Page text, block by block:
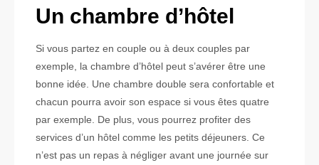
Un chambre d’hôtel
Si vous partez en couple ou à deux couples par
exemple, la chambre d’hôtel peut s’avérer être une
bonne idée. Une chambre double sera confortable et
chacun pourra avoir son espace si vous êtes quatre
par exemple. De plus, vous pourrez profiter des
services d’un hôtel comme les petits déjeuners. Ce
n’est pas un repas à négliger avant une journée sur